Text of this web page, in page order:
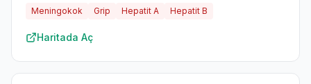
Meningokok
Grip Hepatit A Hepatit B
Haritada Aç